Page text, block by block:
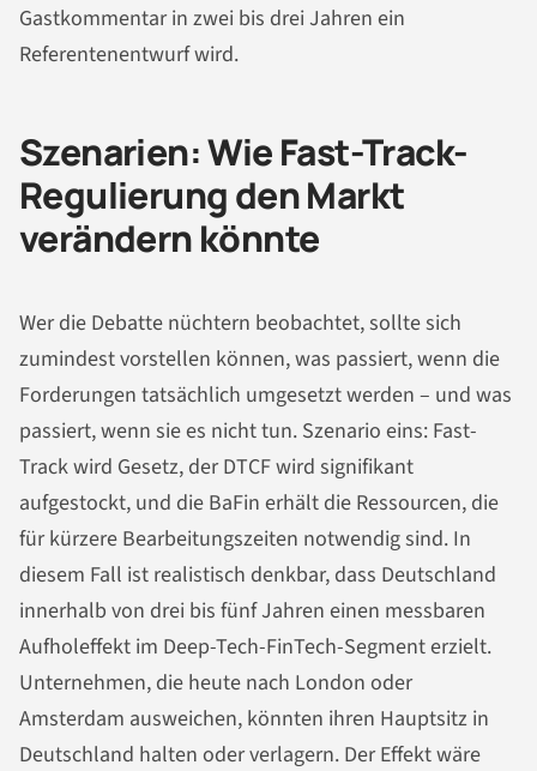
Gastkommentar in zwei bis drei Jahren ein
Referentenentwurf wird.
Szenarien: Wie Fast-Track-
Regulierung den Markt
verändern könnte
Wer die Debatte nüchtern beobachtet, sollte sich
zumindest vorstellen können, was passiert, wenn die
Forderungen tatsächlich umgesetzt werden – und was
passiert, wenn sie es nicht tun. Szenario eins: Fast-
Track wird Gesetz, der DTCF wird signifikant
aufgestockt, und die BaFin erhält die Ressourcen, die
für kürzere Bearbeitungszeiten notwendig sind. In
diesem Fall ist realistisch denkbar, dass Deutschland
innerhalb von drei bis fünf Jahren einen messbaren
Aufholeffekt im Deep-Tech-FinTech-Segment erzielt.
Unternehmen, die heute nach London oder
Amsterdam ausweichen, könnten ihren Hauptsitz in
Deutschland halten oder verlagern. Der Effekt wäre